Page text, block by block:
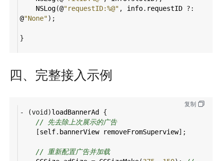
NSLog(@"requestID:%@" , info. requestID ?
@"None");
}
四、完整接入示例
复制
- (void )loadBannerAd
{
// 先去除上次展示的广告
[self. bannerView removeFromSuperview];
// 重新配置广告并加载